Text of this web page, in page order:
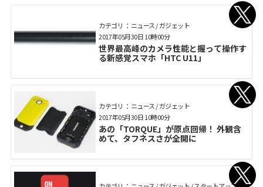
カテゴリ： ニュース / ガジェット
世界最高峰のカメラ性能と握って操作す
る新感覚スマホ「HTC U11」
2017年05月30日 10時00分
カテゴリ： ニュース / ガジェット
あの「TORQUE」が原点回帰！ 外観含
めて、タフネスさが全開に
2017年05月30日 10時00分